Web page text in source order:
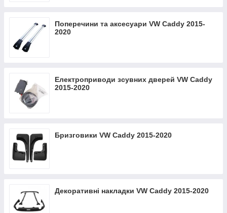
Поперечини та аксесуари VW Caddy 2015-
2020
Електроприводи зсувних дверей VW Caddy
2015-2020
Бризговики VW Caddy 2015-2020
Декоративні накладки VW Caddy 2015-2020